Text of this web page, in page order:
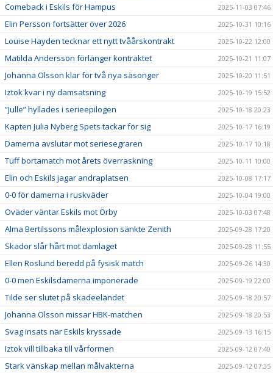
Comeback i Eskils för Hampus 2025-11-03 07:46
Elin Persson fortsätter över 2026 2025-10-31 10:16
Louise Hayden tecknar ett nytt tvåårskontrakt 2025-10-22 12:00
Matilda Andersson förlänger kontraktet 2025-10-21 11:07
Johanna Olsson klar för två nya säsonger 2025-10-20 11:51
Iztok kvar i ny damsatsning 2025-10-19 15:52
”Julle” hyllades i serieepilogen 2025-10-18 20:23
Kapten Julia Nyberg Spets tackar för sig 2025-10-17 16:19
Damerna avslutar mot seriesegraren 2025-10-17 10:18
Tuff bortamatch mot årets överraskning 2025-10-11 10:00
Elin och Eskils jagar andraplatsen 2025-10-08 17:17
0-0 för damerna i ruskväder 2025-10-04 19:00
Oväder väntar Eskils mot Örby 2025-10-03 07:48
Alma Bertilssons målexplosion sänkte Zenith 2025-09-28 17:20
Skador slår hårt mot damlaget 2025-09-28 11:55
Ellen Roslund beredd på fysisk match 2025-09-26 14:30
0-0 men Eskilsdamerna imponerade 2025-09-19 22:00
Tilde ser slutet på skadeeländet 2025-09-18 20:57
Johanna Olsson missar HBK-matchen 2025-09-18 20:53
Svag insats när Eskils kryssade 2025-09-13 16:15
Iztok vill tillbaka till vårformen 2025-09-12 07:40
Stark vänskap mellan målvakterna 2025-09-12 07:35